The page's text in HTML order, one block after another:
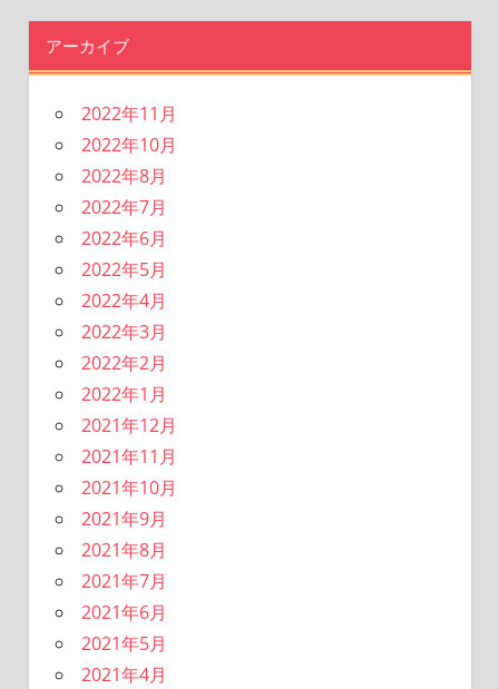
アーカイブ
2022年11月
2022年10月
2022年8月
2022年7月
2022年6月
2022年5月
2022年4月
2022年3月
2022年2月
2022年1月
2021年12月
2021年11月
2021年10月
2021年9月
2021年8月
2021年7月
2021年6月
2021年5月
2021年4月